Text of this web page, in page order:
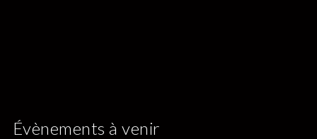
Évènements à venir